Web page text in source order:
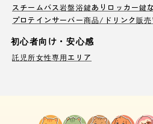
スチームバス岩盤浴鍵ありロッカー鍵
プロテインサーバー商品/ドリンク販売
初心者向け・安心感
託児所女性専用エリア